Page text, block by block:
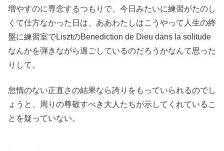
増やすのに専念するつもりで、今日みたいに練習がたのし
くて仕方なかった日は、ああわたしはこうやって人生の終
盤に練習室でLisztのBenediction de Dieu dans la solitude
なんかを弾きながら過ごしているのだろうかなんて思った
りして。
怠惰のない正直さの結果なら誇りをもっていられるのでし
ょうと、周りの尊敬すべき大人たちが示してくれているこ
とを疑っていない。